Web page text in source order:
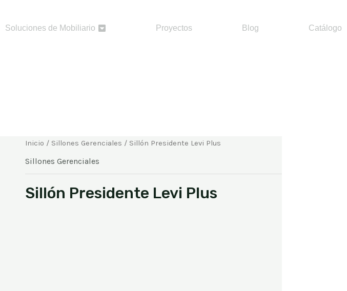
Soluciones de Mobiliario Proyectos Blog Catálogo
Inicio / Sillones Gerenciales / Sillón Presidente Levi Plus
Sillones Gerenciales
Sillón Presidente Levi Plus